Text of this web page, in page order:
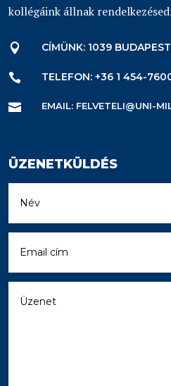
kollégáink állnak
 CÍMÜNK: 1039
 TELEFON: +36 1 454-
 EMAIL: FELVETELI@UNI-
ÜZENETKÜLDÉS